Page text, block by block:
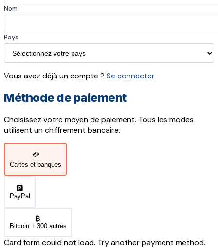
Nom
Pays
Vous avez déjà un compte ? Se connecter
Méthode de paiement
Choisissez votre moyen de paiement. Tous les modes
utilisent un chiffrement bancaire.
💳
Cartes et banques
🅿️
PayPal
₿
Bitcoin + 300 autres
Card form could not load. Try another payment method.